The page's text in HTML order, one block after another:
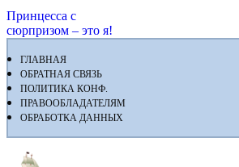
Принцесса с
сюрпризом – это я!
ГЛАВНАЯ
ОБРАТНАЯ СВЯЗЬ
ПОЛИТИКА КОНФ.
ПРАВООБЛАДАТЕЛЯМ
ОБРАБОТКА ДАННЫХ